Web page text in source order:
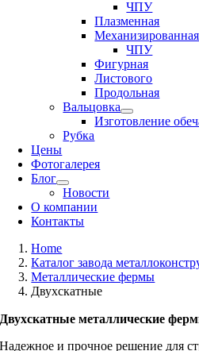
ЧПУ
Плазменная
Механизированная
ЧПУ
Фигурная
Листового
Продольная
Вальцовка
Изготовление
Рубка
Цены
Фотогалерея
Блог
Новости
О компании
Контакты
Home
Каталог завода
Металлические фермы
Двухскатные
Двухскатные металлические
Надежное и прочное решение для